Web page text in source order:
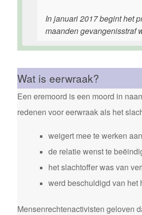
In januari 2017 begint het
maanden gevangenisstraf
Wat is eerwraak?
Een eremoord is een moord in
redenen voor eerwraak als het
weigert mee te werken
de relatie wenst te
het slachtoffer was van
werd beschuldigd van het
Mensenrechtenactivisten geloven